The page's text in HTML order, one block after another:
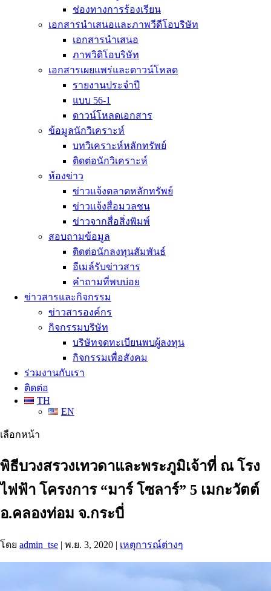
ช่องทางการร้องเรียน
เอกสารนำเสนอและภาพวีดีโอบริษัท
เอกสารนำเสนอ
ภาพวิดิโอบริษัท
เอกสารเผยแพร่และดาวน์โหลด
รายงานประจำปี
แบบ 56-1
ดาวน์โหลดเอกสาร
ข้อมูลนักวิเคราะห์
บทวิเคราะห์หลักทรัพย์
ติดต่อนักวิเคราะห์
ห้องข่าว
ข่าวแจ้งตลาดหลักทรัพย์
ข่าวเเจ้งสื่อมวลชน
ข่าวจากสื่อสิ่งพิมพ์
สอบถามข้อมูล
ติดต่อนักลงทุนสัมพันธ์
อีเมล์รับข่าวสาร
คำถามที่พบบ่อย
ข่าวสารและกิจกรรม
ข่าวสารองค์กร
กิจกรรมบริษัท
บริษัทจดทะเบียนพบผู้ลงทุน
กิจกรรมเพื่อสังคม
ร่วมงานกับเรา
ติดต่อ
TH
EN
เลือกหน้า
พิธีบวงสรวงเทวดาและพระภูมิเจ้าที่ ณ โรง
ไฟฟ้า โครงการ “มาร์ โซลาร์” 5 เมกะวัตต์
อ.คลองท่อม จ.กระบี่
โดย admin_tse | พ.ย. 3, 2020 | เหตุการณ์ต่างๆ